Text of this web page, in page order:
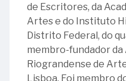
com
a
comunicação
pública
23
26
-
Inauguração
do
Edifício
de Escritores, da
Artes e do Instituto
Distrito Federal, do
membro-fundador da
Riograndense de
Lisboa. Foi membro